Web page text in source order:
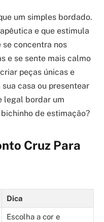
um simples bordado.
e que estimula
concentra nos
e se sente mais calmo
peças únicas e
casa ou presentear
legal bordar um
de estimação?
Cruz Para
Dica
Escolha a cor e